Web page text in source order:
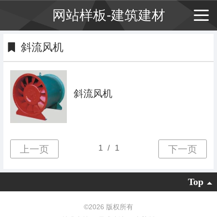
网站样板-建筑建材
斜流风机
斜流风机
Top
©2026 版权所有